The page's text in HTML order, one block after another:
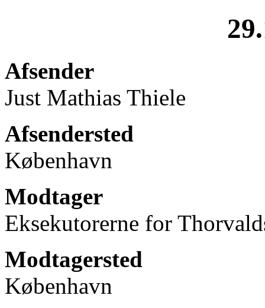
Afsender
Just Mathias Thiele
Afsendersted
København
Modtager
Eksekutorerne for
Modtagersted
København